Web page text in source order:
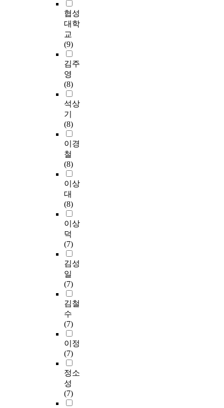
협성
대학
교
(9)
김주
영
(8)
석상
기
(8)
이경
철
(8)
이상
대
(8)
이상
덕
(7)
김성
일
(7)
김철
수
(7)
이정
(7)
정소
성
(7)